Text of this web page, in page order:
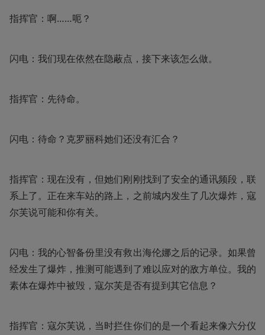
指挥官：啊……呃？
闪电：我们现在依然在隐蔽点，接下来该怎么做。
指挥官：先待命。
闪电：待命？克罗丽科她们还没有汇合？
指挥官：现在没有，但她们刚刚找到了安全的通讯频段，联
系上了。正在来车站的路上，之前城内发生了几次爆炸，寇
尔芙说可能和你有关。
闪电：我的心智备份里没有救出海伦娜之后的记录。如果曾
经发生了爆炸，推测可能遇到了难以应对的敌方单位。我的
素体在爆炸中被毁，寇尔芙是否有提到其它信息？
指挥官：寇尔芙说，当时拦住你们的是一个看起来像六分仪